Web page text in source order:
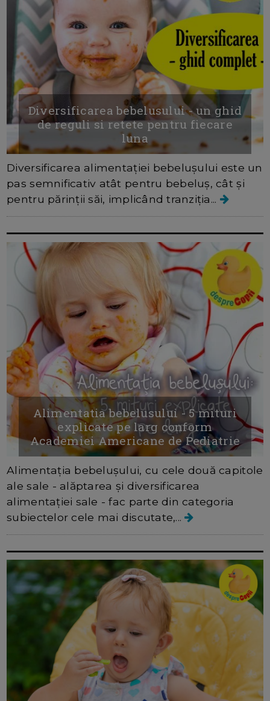
Diversificarea bebelusului - un ghid
de reguli si retete pentru fiecare
luna
Diversificarea alimentației bebelușului este un
pas semnificativ atât pentru bebeluș, cât și
pentru părinții săi, implicând tranziția...
Alimentatia bebelusului - 5 mituri
explicate pe larg conform
Academiei Americane de Pediatrie
Alimentația bebelușului, cu cele două capitole
ale sale - alăptarea și diversificarea
alimentației sale - fac parte din categoria
subiectelor cele mai discutate,...